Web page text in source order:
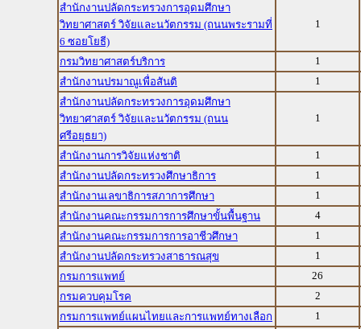
สำนักงานปลัดกระทรวงการอุดมศึกษา
วิทยาศาสตร์ วิจัยและนวัตกรรม (ถนนพระรามที่
6 ซอยโยธี)
1
กรมวิทยาศาสตร์บริการ
1
สำนักงานปรมาณูเพื่อสันติ
1
สำนักงานปลัดกระทรวงการอุดมศึกษา
วิทยาศาสตร์ วิจัยและนวัตกรรม (ถนน
ศรีอยุธยา)
1
สำนักงานการวิจัยแห่งชาติ
1
สำนักงานปลัดกระทรวงศึกษาธิการ
1
สำนักงานเลขาธิการสภาการศึกษา
1
สำนักงานคณะกรรมการการศึกษาขั้นพื้นฐาน
4
สำนักงานคณะกรรมการการอาชีวศึกษา
1
สำนักงานปลัดกระทรวงสาธารณสุข
1
กรมการแพทย์
26
กรมควบคุมโรค
2
กรมการแพทย์แผนไทยและการแพทย์ทางเลือก
1